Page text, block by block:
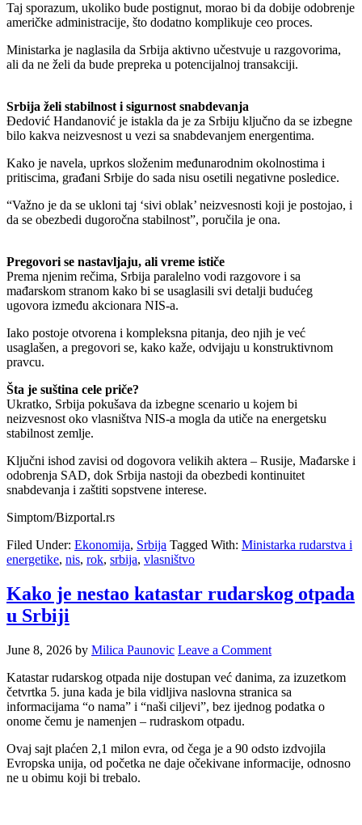
Taj sporazum, ukoliko bude postignut, morao bi da dobije odobrenje
američke administracije, što dodatno komplikuje ceo proces.
Ministarka je naglasila da Srbija aktivno učestvuje u razgovorima,
ali da ne želi da bude prepreka u potencijalnoj transakciji.
Srbija želi stabilnost i sigurnost snabdevanja
Đedović Handanović je istakla da je za Srbiju ključno da se izbegne
bilo kakva neizvesnost u vezi sa snabdevanjem energentima.
Kako je navela, uprkos složenim međunarodnim okolnostima i
pritiscima, građani Srbije do sada nisu osetili negativne posledice.
“Važno je da se ukloni taj ‘sivi oblak’ neizvesnosti koji je postojao, i
da se obezbedi dugoročna stabilnost”, poručila je ona.
Pregovori se nastavljaju, ali vreme ističe
Prema njenim rečima, Srbija paralelno vodi razgovore i sa
mađarskom stranom kako bi se usaglasili svi detalji budućeg
ugovora između akcionara NIS-a.
Iako postoje otvorena i kompleksna pitanja, deo njih je već
usaglašen, a pregovori se, kako kaže, odvijaju u konstruktivnom
pravcu.
Šta je suština cele priče?
Ukratko, Srbija pokušava da izbegne scenario u kojem bi
neizvesnost oko vlasništva NIS-a mogla da utiče na energetsku
stabilnost zemlje.
Ključni ishod zavisi od dogovora velikih aktera – Rusije, Mađarske i
odobrenja SAD, dok Srbija nastoji da obezbedi kontinuitet
snabdevanja i zaštiti sopstvene interese.
Simptom/Bizportal.rs
Filed Under: Ekonomija, Srbija Tagged With: Ministarka rudarstva i
energetike, nis, rok, srbija, vlasništvo
Kako je nestao katastar rudarskog otpada
u Srbiji
June 8, 2026 by Milica Paunovic Leave a Comment
Katastar rudarskog otpada nije dostupan već danima, za izuzetkom
četvrtka 5. juna kada je bila vidljiva naslovna stranica sa
informacijama “o nama” i “naši ciljevi”, bez ijednog podatka o
onome čemu je namenjen – rudraskom otpadu.
Ovaj sajt plaćen 2,1 milon evra, od čega je a 90 odsto izdvojila
Evropska unija, od početka ne daje očekivane informacije, odnosno
ne u obimu koji bi trebalo.